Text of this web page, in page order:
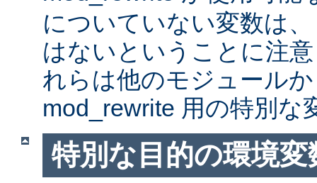
についていない変数は
はないということに注
れらは他のモジュール
mod_rewrite 用の特別な
特別な目的の環境変